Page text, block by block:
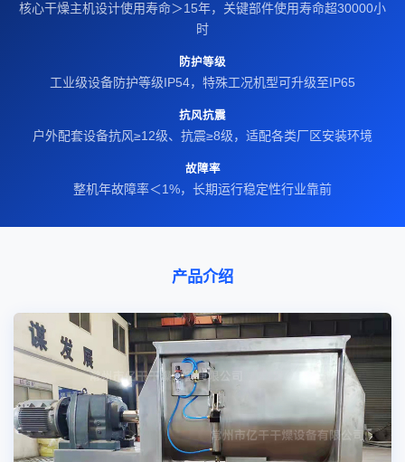
核心干燥主机设计使用寿命＞15年，关键部件使用寿命超30000小
时
防护等级
工业级设备防护等级IP54，特殊工况机型可升级至IP65
抗风抗震
户外配套设备抗风≥12级、抗震≥8级，适配各类厂区安装环境
故障率
整机年故障率＜1%，长期运行稳定性行业靠前
产品介绍